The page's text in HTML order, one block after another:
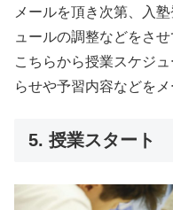
メールを頂き次第、入
ュールの調整などをさせ
こちらから授業スケジ
らせや予習内容などを
5. 授業スタート